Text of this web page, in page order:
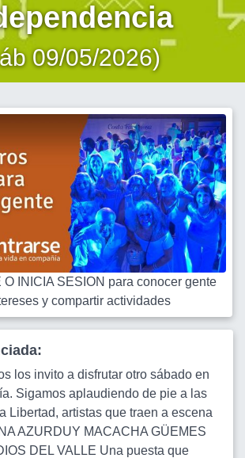
09/05/2026)
O INICIA SESION para conocer gente
y compartir actividades
los invito a disfrutar otro sábado en
Sigamos aplaudiendo de pie a las
Libertad, artistas que traen a escena
AZURDUY MACACHA GÜEMES
DEL VALLE Una puesta que